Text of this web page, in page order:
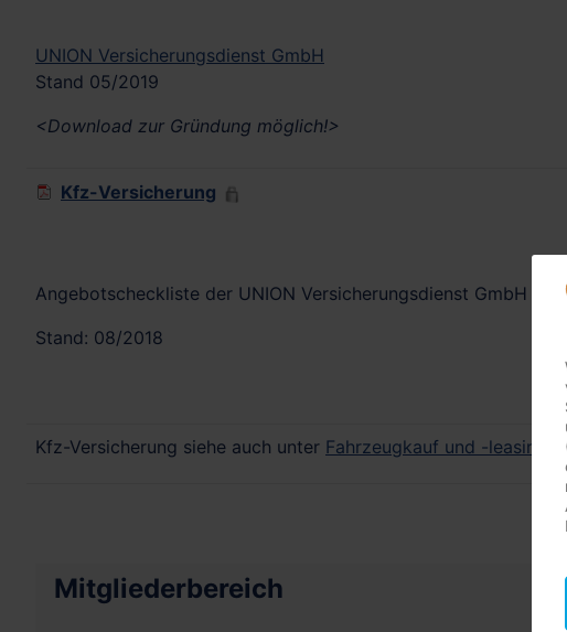
UNION Versicherungsdienst GmbH
Stand 05/2019
<Download zur Gründung möglich!>
Kfz-Versicherung
Angebotscheckliste der UNION Versicherungsdienst GmbH
Stand: 08/2018
Kfz-Versicherung siehe auch unter Fahrzeugkauf und -leasing
Mitgliederbereich